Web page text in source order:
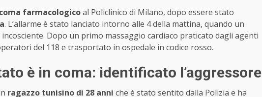
farmacologicoal Policlinico di Milano, dopo essere stato
. L’allarme è stato lanciato intorno alle 4 della mattina, quando un
Dopo un primo massaggio cardiaco praticato dagli agenti
del 118 e trasportato in ospedale in codice rosso.
è in coma: identificato l’aggressore
ragazzo tunisino di 28 anni che è stato sentito dalla Polizia e ha